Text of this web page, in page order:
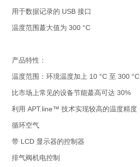
用于数据记录的 USB 接口
温度范围蕞大值为 300 °C
产品特性：
温度范围：环境温度加上 10 °C 至 300 °C
比市场上常见的设备节能蕞高可达 30%
利用 APT.line™ 技术实现较高的温度精度
循环空气
带 LCD 显示器的控制器
排气阀机电控制